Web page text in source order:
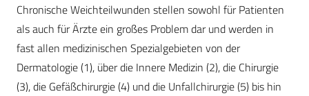
Chronische Weichteilwunden stellen sowohl für Patienten
als auch für Ärzte ein großes Problem dar und werden in
fast allen medizinischen Spezialgebieten von der
Dermatologie (1), über die Innere Medizin (2), die Chirurgie
(3), die Gefäßchirurgie (4) und die Unfallchirurgie (5) bis hin